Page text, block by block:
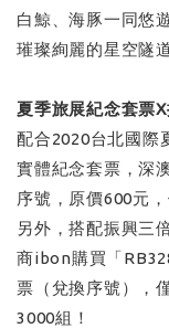
白鯨、海豚一同悠
璀璨絢麗的星空隧道
夏季旅展紀念套票
配合2020台北國際
實體紀念套票，深
序號，原價600元
另外，搭配振興三
商ibon購買「
票（兌換序號），
3000組！